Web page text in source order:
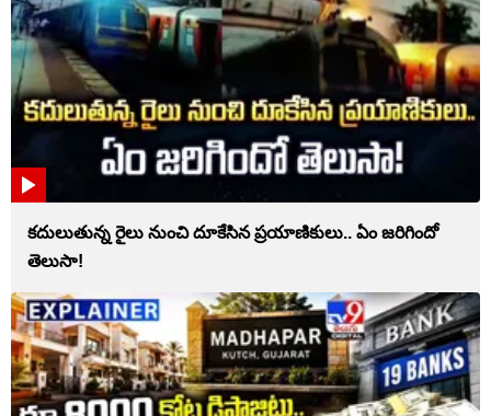
కదులుతున్న రైలు నుంచి దూకేసిన ప్రయాణికులు.. ఏం జరిగిందో
తెలుసా!